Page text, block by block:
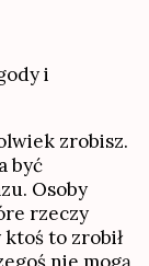
i
zrobisz.
być
Osoby
rzeczy
to zrobił